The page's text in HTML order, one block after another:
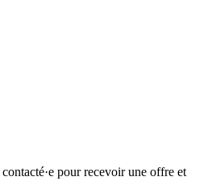
pour recevoir une offre et